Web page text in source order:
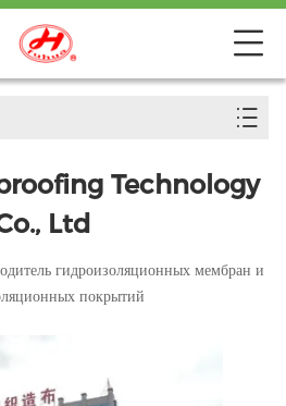
Technology
Ltd
гидроизоляционных мембран и
покрытий